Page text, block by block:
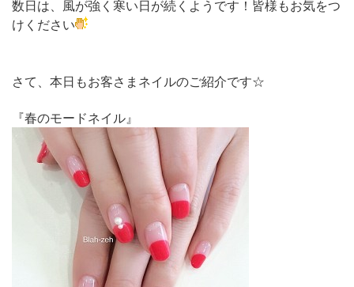
数日は、風が強く寒い日が続くようです！皆様もお気をつ
けください
さて、本日もお客さまネイルのご紹介です☆
『春のモードネイル』